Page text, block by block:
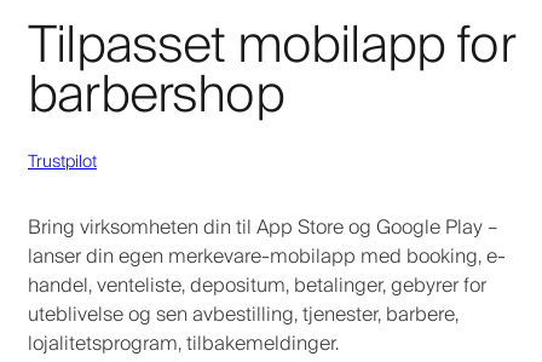
Tilpasset mobilapp for
barbershop
Trustpilot
Bring virksomheten din til App Store og Google Play –
lanser din egen merkevare-mobilapp med booking, e-
handel, venteliste, depositum, betalinger, gebyrer for
uteblivelse og sen avbestilling, tjenester, barbere,
lojalitetsprogram, tilbakemeldinger.